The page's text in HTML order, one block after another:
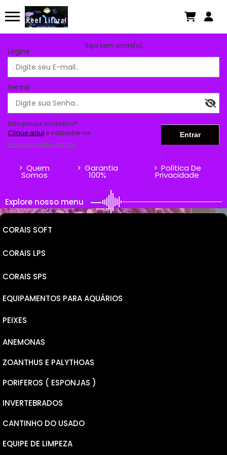
Seja bem vindo(a)
Logins
Senha
Não possui cadastro?
Clique aqui e cadastre-se.
Esqueci minha senha
> Quem
Somos
> Garantia
100%
> Política De
Privacidade
Explore nosso menu
CORAIS SOFT
LEATHERS
RICORDEA YUMA
RICORDEA BOUNCE
MUSHROOM
CORAIS LPS
ELEGANCE
PLATE
GONIOPORAS
PECTINEAS
GALAXEA
CORAIS SPS
MICROLADOS
NANA
MILLEPORA
SERIATOPORA
EQUIPAMENTOS PARA AQUÁRIOS
PEIXES
PSEUDOCHROMINS
CARDINAL
ANEMONAS
ZOANTHUS E PALYTHOAS
PORIFEROS ( ESPONJAS )
INVERTEBRADOS
CANTINHO DO USADO
EQUIPE DE LIMPEZA